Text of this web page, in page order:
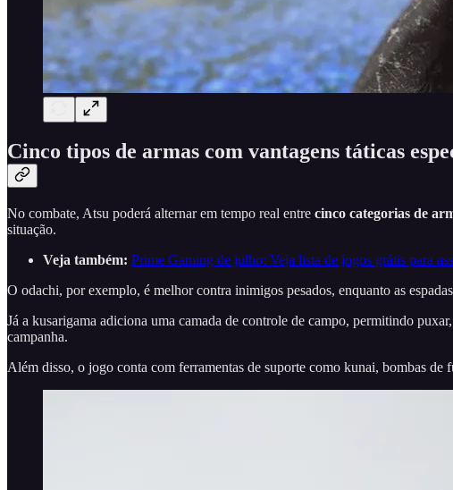
Cinco tipos de armas com vantagens táticas
No combate, Atsu poderá alternar em tempo real entre cinco categorias de
situação.
Veja também: Prime Gaming de julho: Veja lista de jogos grátis para
O odachi, por exemplo, é melhor contra inimigos pesados, enquanto as
Já a kusarigama adiciona uma camada de controle de campo, permitindo
campanha.
Além disso, o jogo conta com ferramentas de suporte como kunai, bombas de